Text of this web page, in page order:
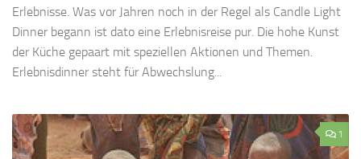
Erlebnisse. Was vor Jahren noch in der Regel als Candle Light
Dinner begann ist dato eine Erlebnisreise pur. Die hohe Kunst
der Küche gepaart mit speziellen Aktionen und Themen.
Erlebnisdinner steht für Abwechslung...
1